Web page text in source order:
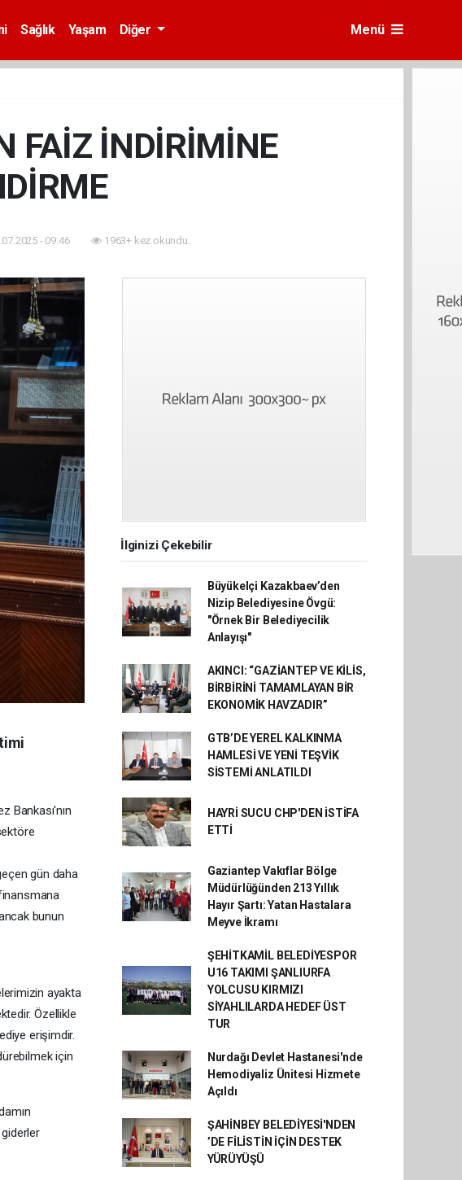
Sağlık Yaşam Diğer Menü
FAİZ İNDİRİMİNE
- 09:46 1963+ kez okundu.
Bankası'nın
gün daha
bunun
ayakta
Özellikle
erişimdir.
için
İlginizi Çekebilir
Büyükelçi Kazakbaev’den
Nizip Belediyesine Övgü:
"Örnek Bir Belediyecilik
Anlayışı"
AKINCI: “GAZİANTEP VE KİLİS,
BİRBİRİNİ TAMAMLAYAN BİR
EKONOMİK HAVZADIR”
GTB’DE YEREL KALKINMA
HAMLESİ VE YENİ TEŞVİK
SİSTEMİ ANLATILDI
HAYRİ SUCU CHP'DEN İSTİFA
ETTİ
Gaziantep Vakıflar Bölge
Müdürlüğünden 213 Yıllık
Hayır Şartı: Yatan Hastalara
Meyve İkramı
ŞEHİTKAMİL BELEDİYESPOR
U16 TAKIMI ŞANLIURFA
YOLCUSU KIRMIZI
SİYAHLILARDA HEDEF ÜST
TUR
Nurdağı Devlet Hastanesi'nde
Hemodiyaliz Ünitesi Hizmete
Açıldı
ŞAHİNBEY BELEDİYESİ'NDEN
’DE FİLİSTİN İÇİN DESTEK
YÜRÜYÜŞÜ